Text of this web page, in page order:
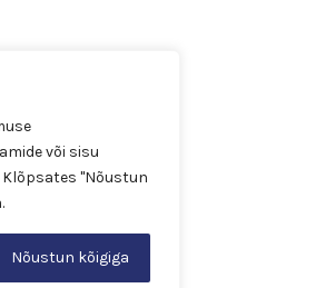
või sisu
"Nõustun
Nõustun kõigiga